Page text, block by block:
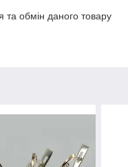
обмін даного товару